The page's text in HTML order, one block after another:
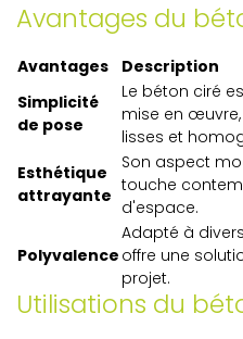
Avantages du
Avantages
Description
Simplicité
de pose
Le béton ciré
mise en
lisses et
Esthétique
attrayante
Son aspect
touche
d'espace.
Polyvalence
Adapté à
offre une
projet.
Utilisations du